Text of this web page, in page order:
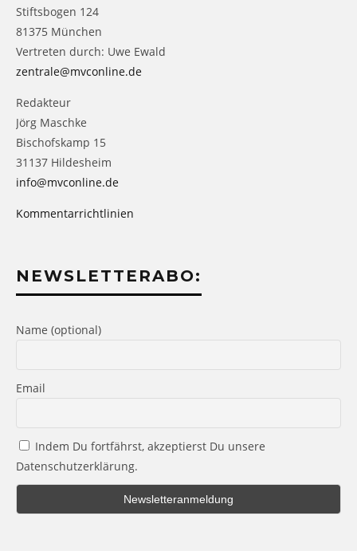
Stiftsbogen 124
81375 München
Vertreten durch: Uwe Ewald
zentrale@mvconline.de
Redakteur
Jörg Maschke
Bischofskamp 15
31137 Hildesheim
info@mvconline.de
Kommentarrichtlinien
NEWSLETTERABO:
Name (optional)
Email
Indem Du fortfährst, akzeptierst Du unsere
Datenschutzerklärung.